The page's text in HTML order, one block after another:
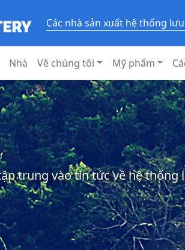
Các nhà sản xuất hệ thống
Nhà Về chúng tôi Mỹ phẩm
trung vào tin tức về hệ thống